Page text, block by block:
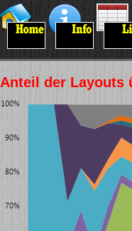
Anteil der Layouts